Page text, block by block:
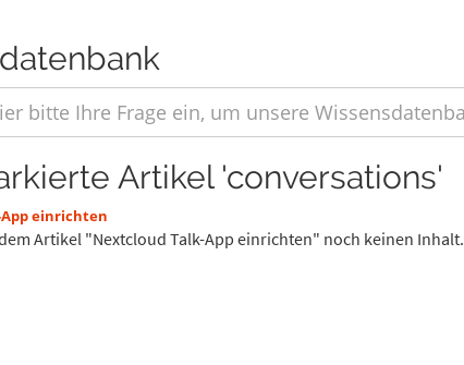
Artikel 'conversations'
einrichten
Artikel "Nextcloud Talk-App einrichten" noch keinen Inhalt.